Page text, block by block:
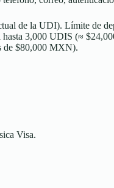
de la UDI). Límite de
3,000 UDIS (≈
de $80,000 MXN).
Visa.